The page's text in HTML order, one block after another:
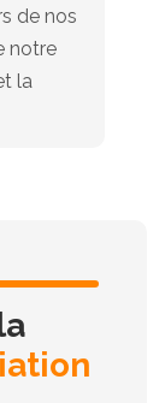
de nos
notre
la